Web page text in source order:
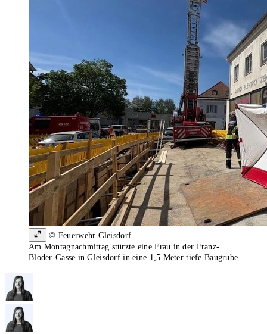
© Feuerwehr Gleisdorf
Am Montagnachmittag stürzte eine Frau in der Franz-
Bloder-Gasse in Gleisdorf in eine 1,5 Meter tiefe Baugrube